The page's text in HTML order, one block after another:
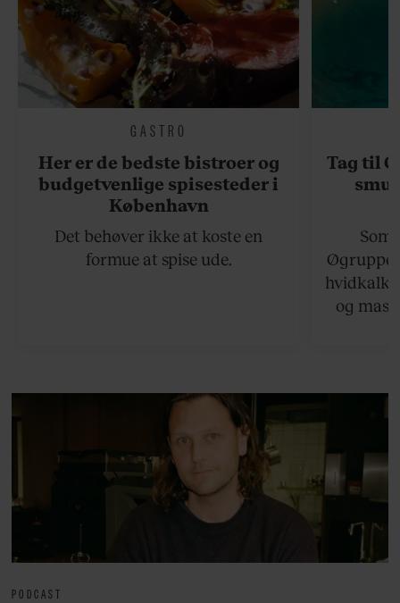
GASTRO
Her er de bedste bistroer og
budgetvenlige spisesteder i
København
Det behøver ikke at koste en
formue at spise ude.
Tag til
og
PODCAST